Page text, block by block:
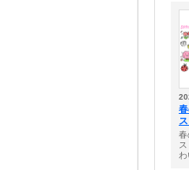
春
わ